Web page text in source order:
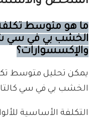
ما هو متوسط تكلفة
الخشب بي في سي
والإكسسوارات؟
يمكن تحليل متوسط
الخشب بي في سي
التكلفة الأساسية